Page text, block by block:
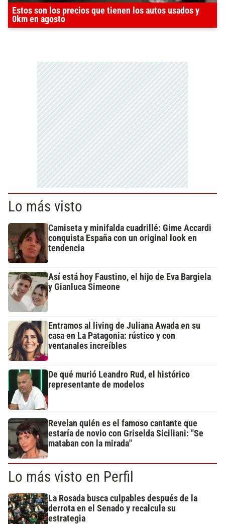
Estos son los precios que tienen los autos usados y
0km en agosto
Lo más visto
Camiseta y minifalda cuadrillé: Gime Accardi
conquista España con un original look en
tendencia
Así está hoy Faustino, el hijo de Eva Bargiela
y Gianluca Simeone
Entramos al living de Juliana Awada en su
casa en La Patagonia: rústico y con
ventanales increíbles
De qué murió Leandro Rud, el histórico
representante de modelos
Revelan quién es el famoso cantante que
estaría de novio con Griselda Siciliani: "Se
mataban con la mirada"
Lo más visto en Perfil
La Rosada busca culpables después de la
derrota en el Senado y recalcula su
estrategia